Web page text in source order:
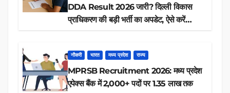
DDA Result 2026 जारी? दिल्ली विकास
प्राधिकरण की बड़ी भर्ती का अपडेट, ऐसे करें
नौकरी भारत मध्य प्रदेश राज्य
MPRSB Recruitment 2026: मध्य प्रदेश
एपेक्स बैंक में 2,000+ पदों पर 1.35 लाख तक